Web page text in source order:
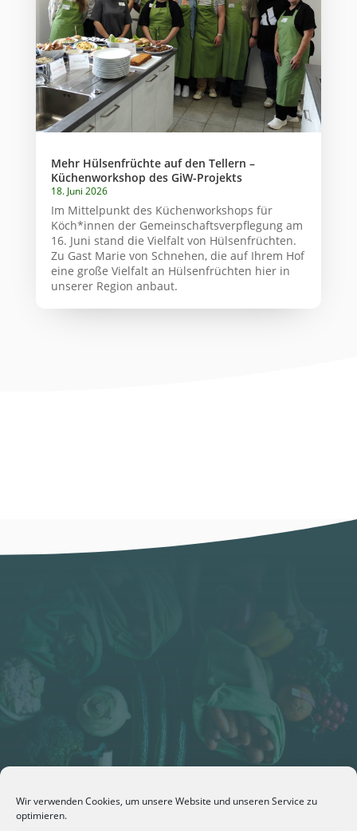
Wir verwenden Cookies, um unsere Website und unseren Service zu
optimieren.
Mehr Hülsenfrüchte auf den Tellern –
Küchenworkshop des GiW-Projekts
18. Juni 2026
Im Mittelpunkt des Küchenworkshops für
Köch*innen der Gemeinschaftsverpflegung am
16. Juni stand die Vielfalt von Hülsenfrüchten.
Zu Gast Marie von Schnehen, die auf Ihrem Hof
eine große Vielfalt an Hülsenfrüchten hier in
unserer Region anbaut.